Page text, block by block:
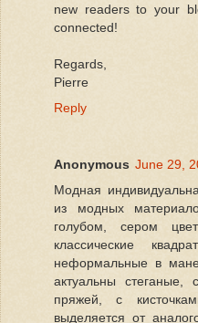
new readers to your
connected!
Regards,
Pierre
Reply
Anonymous June 29,
Модная
из модных
голубом, сером
классические
неформальные в
актуальны
пряжей, с
выделяется от